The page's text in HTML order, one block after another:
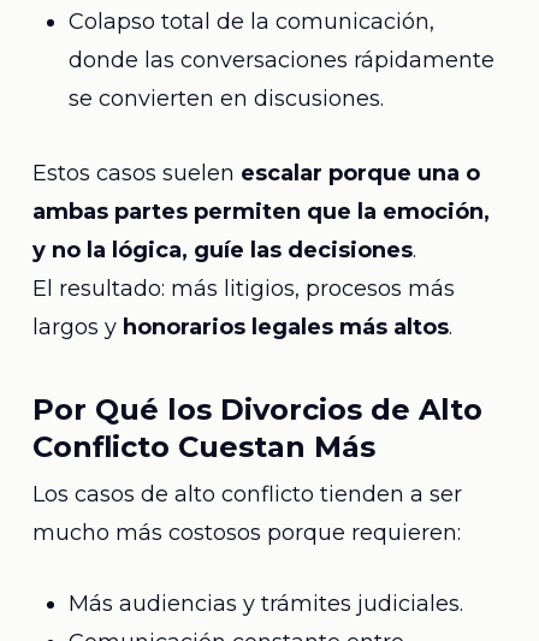
Colapso total de la comunicación,
donde las conversaciones rápidamente
se convierten en discusiones.
Estos casos suelen escalar porque una o
ambas partes permiten que la emoción,
y no la lógica, guíe las decisiones.
El resultado: más litigios, procesos más
largos y honorarios legales más altos.
Por Qué los Divorcios de Alto
Conflicto Cuestan Más
Los casos de alto conflicto tienden a ser
mucho más costosos porque requieren:
Más audiencias y trámites judiciales.